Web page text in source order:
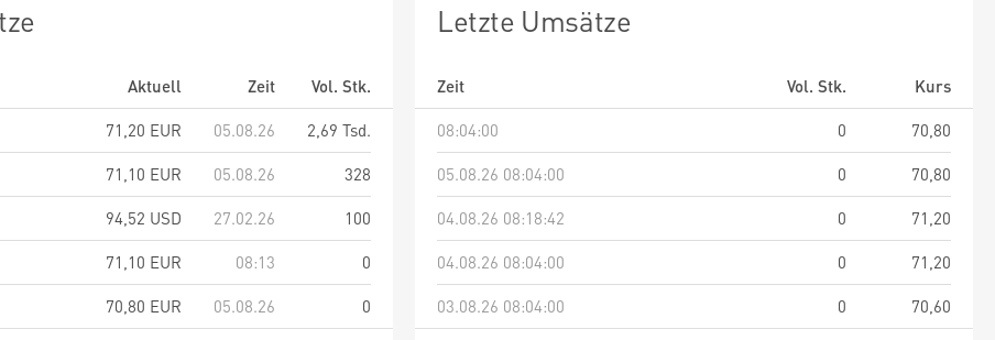
Aktuell Zeit
Vol. Stk.
71,20 EUR 05.08.26
2,69 Tsd.
71,10 EUR 05.08.26
328
94,52 USD 27.02.26
100
71,10 EUR 08:13
0
70,80 EUR 05.08.26 0
Letzte Umsätze
Zeit Vol. Stk.
Kurs
08:04:00
0
70,80
05.08.26 08:04:00
0
70,80
04.08.26 08:18:42
0
71,20
04.08.26 08:04:00
0
71,20
03.08.26 08:04:00
0 70,60